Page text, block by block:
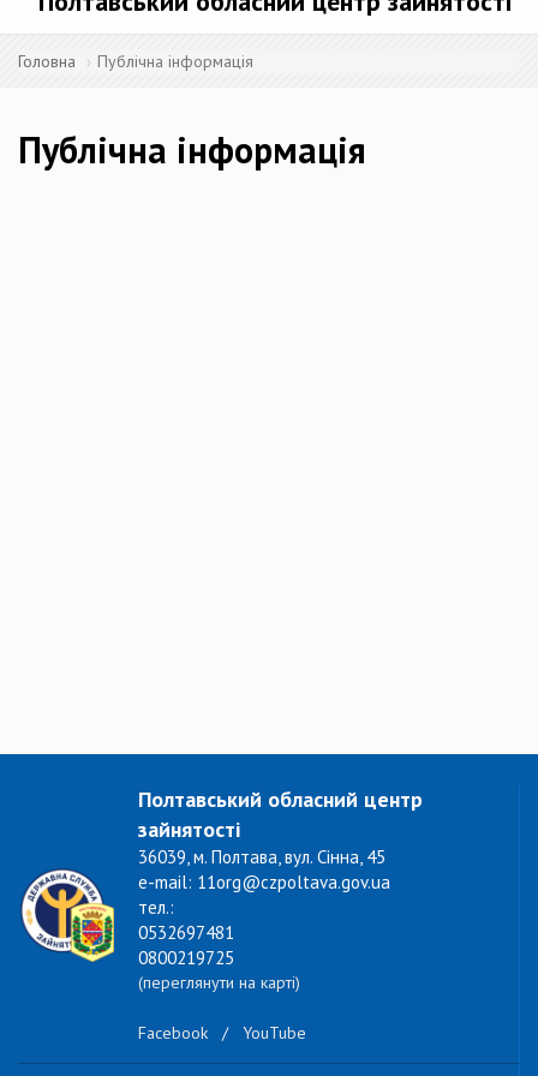
Головна Публічна інформація
Публічна інформація
Полтавський обласний центр
зайнятості
36039, м. Полтава, вул. Сінна, 45
e-mail: 11org@czpoltava.gov.ua
тел.:
0532697481
0800219725
(переглянути на карті)
Facebook / YouTube